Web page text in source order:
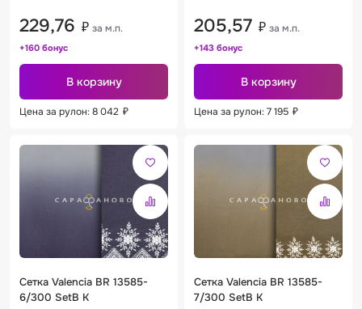
229,76 ₽ за м.п.
+160 бонус
В корзину
Цена за рулон: 8 042 ₽
205,57 ₽ за м.п.
+143 бонус
В корзину
Цена за рулон: 7 195 ₽
Сетка Valencia BR 13585-
6/300 SetB K
Сетка Valencia BR 13585-
7/300 SetB K